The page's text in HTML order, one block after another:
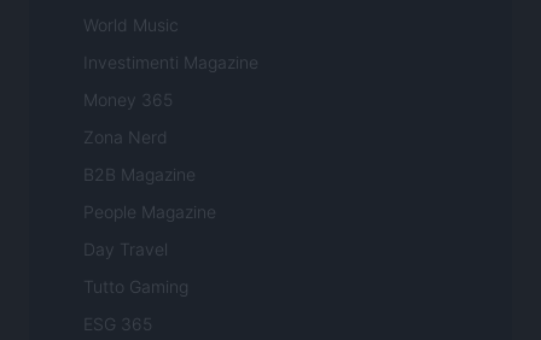
World Music
Investimenti Magazine
Money 365
Zona Nerd
B2B Magazine
People Magazine
Day Travel
Tutto Gaming
ESG 365